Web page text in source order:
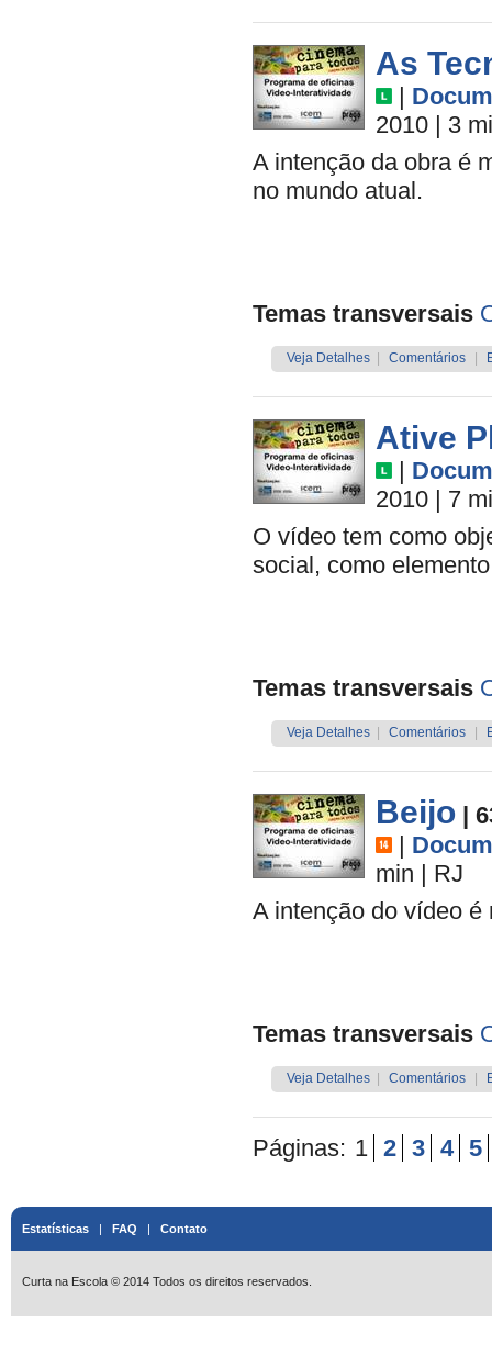
As
|
2010 | 3
A intenção da obra é
no mundo atual.
Temas transversais
Veja Detalhes Comentários
Ative
|
2010 | 7
O vídeo tem como
social, como
Temas transversais
Veja Detalhes Comentários
Beijo |
|
min | RJ
A intenção do vídeo é
Temas transversais
Veja Detalhes Comentários
Páginas: 1 2 3 4 5
Estatísticas | FAQ | Contato
Curta na Escola © 2014 Todos os direitos reservados.